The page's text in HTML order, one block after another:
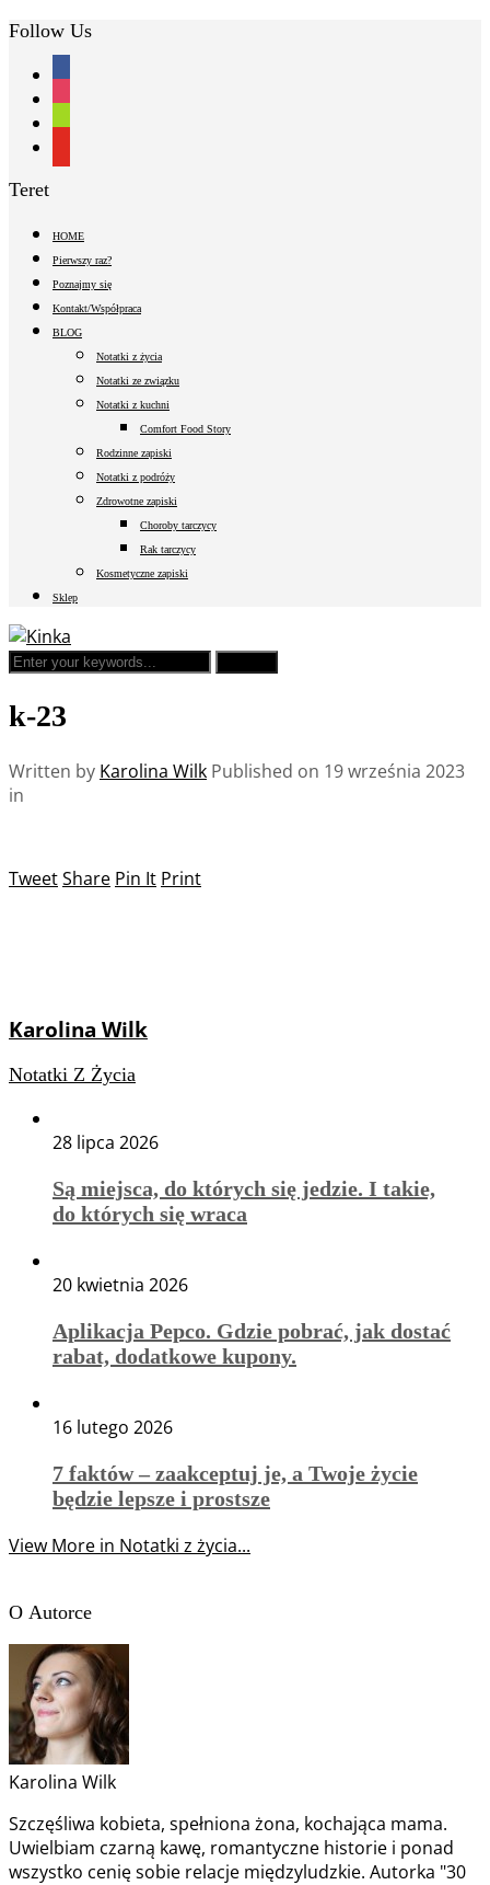
Follow Us
cart
Teret
HOME
Pierwszy raz?
Poznajmy się
Kontakt/Współpraca
BLOG
Notatki z życia
Notatki ze związku
Notatki z kuchni
Comfort Food Story
Rodzinne zapiski
Notatki z podróży
Zdrowotne zapiski
Choroby tarczycy
Rak tarczycy
Kosmetyczne zapiski
Sklep
k-23
Written by Karolina Wilk Published on 19 września 2023
in
TweetShare Pin It Print
Karolina Wilk
Notatki Z Życia
28 lipca 2026
Są miejsca, do których się jedzie. I takie,
do których się wraca
20 kwietnia 2026
Aplikacja Pepco. Gdzie pobrać, jak dostać
rabat, dodatkowe kupony.
16 lutego 2026
7 faktów – zaakceptuj je, a Twoje życie
będzie lepsze i prostsze
View More in Notatki z życia...
O Autorce
Karolina Wilk
Szczęśliwa kobieta, spełniona żona, kochająca mama.
Uwielbiam czarną kawę, romantyczne historie i ponad
wszystko cenię sobie relacje międzyludzkie. Autorka "30